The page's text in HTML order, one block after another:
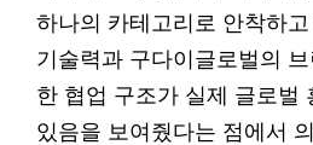
하나의 카테고리로 안착하
기술력과 구다이글로벌의
한 협업 구조가 실제 글로벌
있음을 보여줬다는 점에서